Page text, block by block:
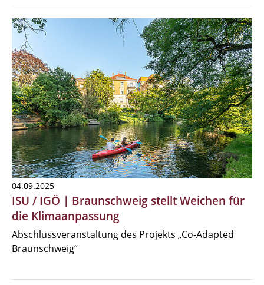
04.09.2025
ISU / IGÖ | Braunschweig stellt Weichen für
die Klimaanpassung
Abschlussveranstaltung des Projekts „Co-Adapted
Braunschweig“